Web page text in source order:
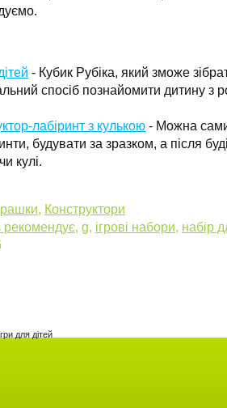
- Кубик Рубіка, який зможе
спосіб познайомити дитину з
лабіринт з кулькою - Можна
будувати за зразком, а після
кулі.
, Конструктори
, g, ігрові набори, набір
для дітей